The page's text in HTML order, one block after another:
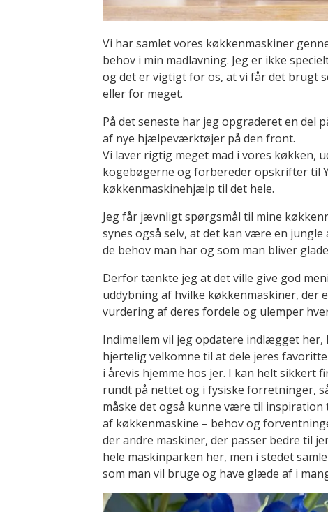
Vi har samlet vores køkkenmaskiner
behov i min madlavning. Jeg er ikke
og det er vigtigt for os, at vi får det brugt
eller for meget.
På det seneste har jeg opgraderet en del
af nye hjælpeværktøjer på den front.
Vi laver rigtig meget mad i vores
kogebøgerne og forbereder opskrifter til
køkkenmaskinehjælp til det hele.
Jeg får jævnligt spørgsmål til mine
synes også selv, at det kan være en
de behov man har og som man bliver
Derfor tænkte jeg at det ville give god
uddybning af hvilke køkkenmaskiner, der
vurdering af deres fordele og ulemper
Indimellem vil jeg opdatere indlægget
hjertelig velkomne til at dele jeres
i årevis hjemme hos jer. I kan helt sikkert
rundt på nettet og i fysiske forretninger,
måske det også kunne være til inspiration
af køkkenmaskine – behov og
der andre maskiner, der passer bedre til
hele maskinparken her, men i stedet
som man vil bruge og have glæde af i